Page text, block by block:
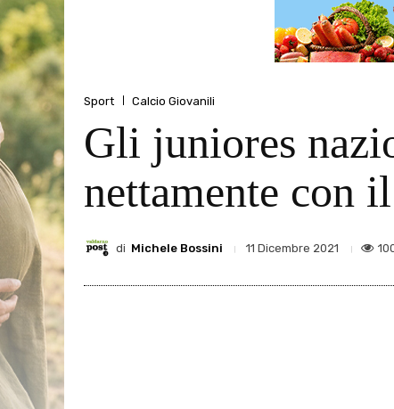
Sport Calcio Giovanili
Gli juniores
nettamente con
di Michele Bossini 11 Dicembre 2021